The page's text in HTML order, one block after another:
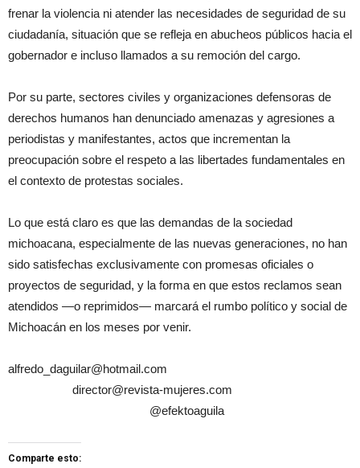
frenar la violencia ni atender las necesidades de seguridad de su
ciudadanía, situación que se refleja en abucheos públicos hacia el
gobernador e incluso llamados a su remoción del cargo.
Por su parte, sectores civiles y organizaciones defensoras de
derechos humanos han denunciado amenazas y agresiones a
periodistas y manifestantes, actos que incrementan la
preocupación sobre el respeto a las libertades fundamentales en
el contexto de protestas sociales.
Lo que está claro es que las demandas de la sociedad
michoacana, especialmente de las nuevas generaciones, no han
sido satisfechas exclusivamente con promesas oficiales o
proyectos de seguridad, y la forma en que estos reclamos sean
atendidos —o reprimidos— marcará el rumbo político y social de
Michoacán en los meses por venir.
alfredo_daguilar@hotmail.com
director@revista-mujeres.com
@efektoaguila
Comparte esto: